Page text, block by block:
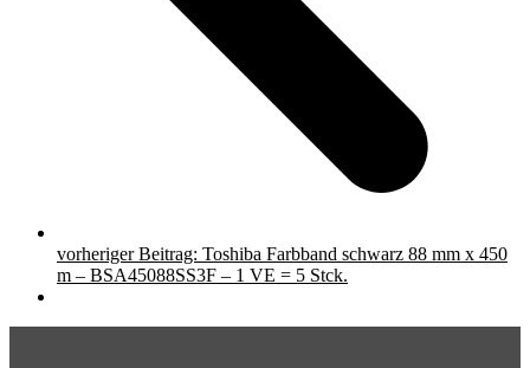
vorheriger Beitrag: Toshiba Farbband schwarz 88 mm x 450
m – BSA45088SS3F – 1 VE = 5 Stck.